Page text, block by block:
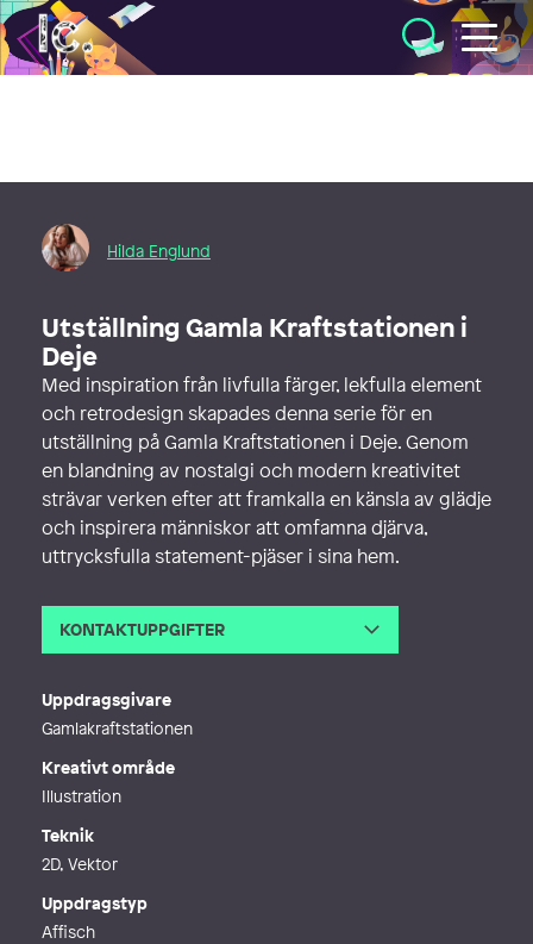
Illustratörcentrum
Hilda Englund
Utställning Gamla Kraftstationen i
Deje
Med inspiration från livfulla färger, lekfulla element
och retrodesign skapades denna serie för en
utställning på Gamla Kraftstationen i Deje. Genom
en blandning av nostalgi och modern kreativitet
strävar verken efter att framkalla en känsla av glädje
och inspirera människor att omfamna djärva,
uttrycksfulla statement-pjäser i sina hem.
KONTAKTUPPGIFTER
Uppdragsgivare
Gamlakraftstationen
Kreativt område
Illustration
Teknik
2D, Vektor
Uppdragstyp
Affisch